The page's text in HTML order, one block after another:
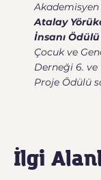
Akademisyen
Atalay
İnsanı Ödülü
Çocuk ve
Derneği 6.
Proje Ödülü
İlgi